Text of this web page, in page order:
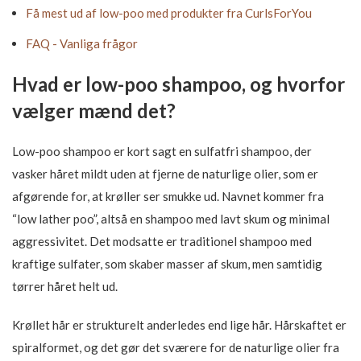
Få mest ud af low-poo med produkter fra CurlsForYou
FAQ - Vanliga frågor
Hvad er low-poo shampoo, og hvorfor
vælger mænd det?
Low-poo shampoo er kort sagt en sulfatfri shampoo, der
vasker håret mildt uden at fjerne de naturlige olier, som er
afgørende for, at krøller ser smukke ud. Navnet kommer fra
“low lather poo”, altså en shampoo med lavt skum og minimal
aggressivitet. Det modsatte er traditionel shampoo med
kraftige sulfater, som skaber masser af skum, men samtidig
tørrer håret helt ud.
Krøllet hår er strukturelt anderledes end lige hår. Hårskaftet er
spiralformet, og det gør det sværere for de naturlige olier fra